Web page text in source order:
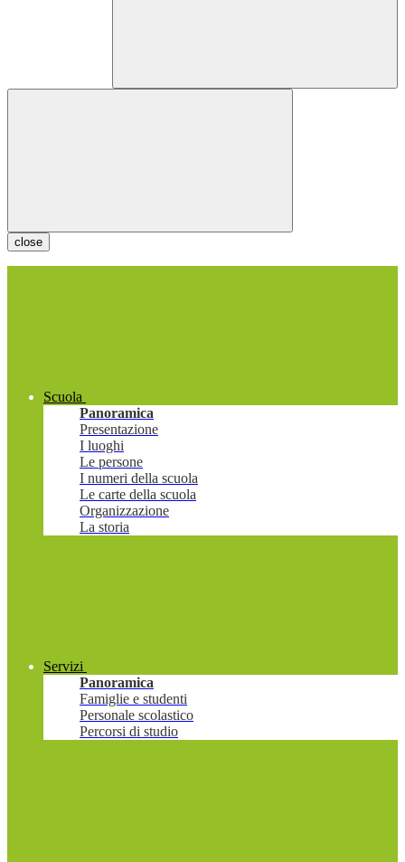
close
Scuola
Panoramica
Presentazione
I luoghi
Le persone
I numeri della scuola
Le carte della scuola
Organizzazione
La storia
Servizi
Panoramica
Famiglie e studenti
Personale scolastico
Percorsi di studio